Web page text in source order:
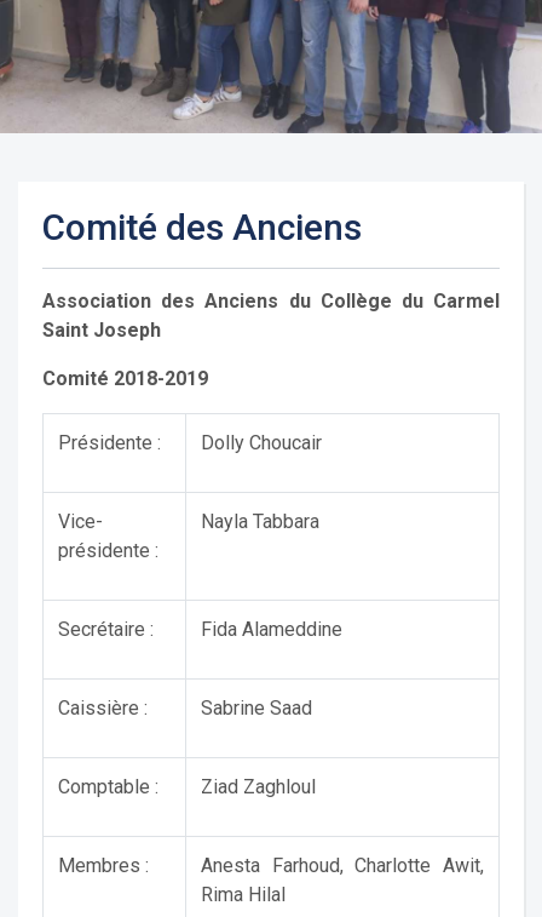
Comité des Anciens
Association des Anciens du Collège du Carmel
Saint Joseph
Comité 2018-2019
Présidente : Dolly Choucair
Vice-
présidente :
Nayla Tabbara
Secrétaire : Fida Alameddine
Caissière : Sabrine Saad
Comptable : Ziad Zaghloul
Membres :
Anesta Farhoud, Charlotte Awit,
Rima Hilal